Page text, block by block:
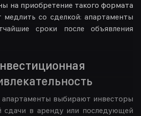
на приобретение такого формата
медлить со сделкой: апартаменты
сроки после объявления
апартаменты выбирают инвесторы
сдачи в аренду или последующей